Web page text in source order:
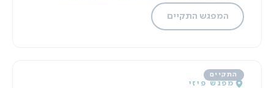
המפגש התקיים
מפגש פיזי